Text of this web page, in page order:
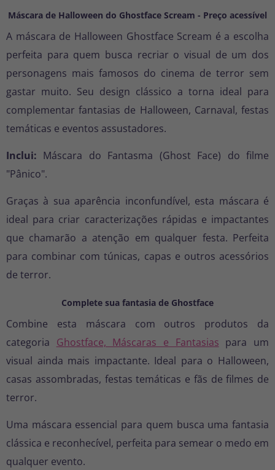
Máscara de Halloween do Ghostface Scream - Preço acessível
A máscara de Halloween Ghostface Scream é a escolha
perfeita para quem busca recriar o visual de um dos
personagens mais famosos do cinema de terror sem
gastar muito. Seu design clássico a torna ideal para
complementar fantasias de Halloween, Carnaval, festas
temáticas e eventos assustadores.
Inclui: Máscara do Fantasma (Ghost Face) do filme
"Pânico".
Graças à sua aparência inconfundível, esta máscara é
ideal para criar caracterizações rápidas e impactantes
que chamarão a atenção em qualquer festa. Perfeita
para combinar com túnicas, capas e outros acessórios
de terror.
Complete sua fantasia de Ghostface
Combine esta máscara com outros produtos da
categoria Ghostface, Máscaras e Fantasias para um
visual ainda mais impactante. Ideal para o Halloween,
casas assombradas, festas temáticas e fãs de filmes de
terror.
Uma máscara essencial para quem busca uma fantasia
clássica e reconhecível, perfeita para semear o medo em
qualquer evento.